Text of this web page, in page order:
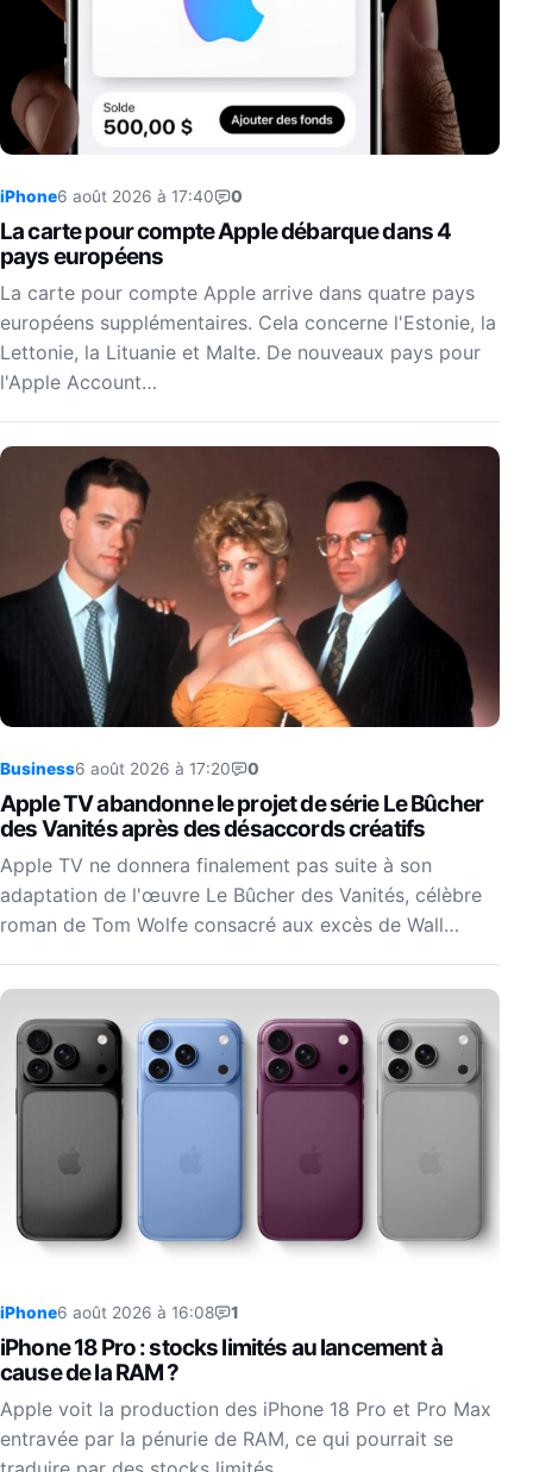
iPhone6 août 2026 à 17:40 0
La carte pour compte Apple débarque dans 4
pays européens
La carte pour compte Apple arrive dans quatre pays
européens supplémentaires. Cela concerne l'Estonie, la
Lettonie, la Lituanie et Malte. De nouveaux pays pour
l'Apple Account…
Business6 août 2026 à 17:20 0
Apple TV abandonne le projet de série Le Bûcher
des Vanités après des désaccords créatifs
Apple TV ne donnera finalement pas suite à son
adaptation de l'œuvre Le Bûcher des Vanités, célèbre
roman de Tom Wolfe consacré aux excès de Wall…
iPhone6 août 2026 à 16:08 1
iPhone 18 Pro : stocks limités au lancement à
cause de la RAM ?
Apple voit la production des iPhone 18 Pro et Pro Max
entravée par la pénurie de RAM, ce qui pourrait se